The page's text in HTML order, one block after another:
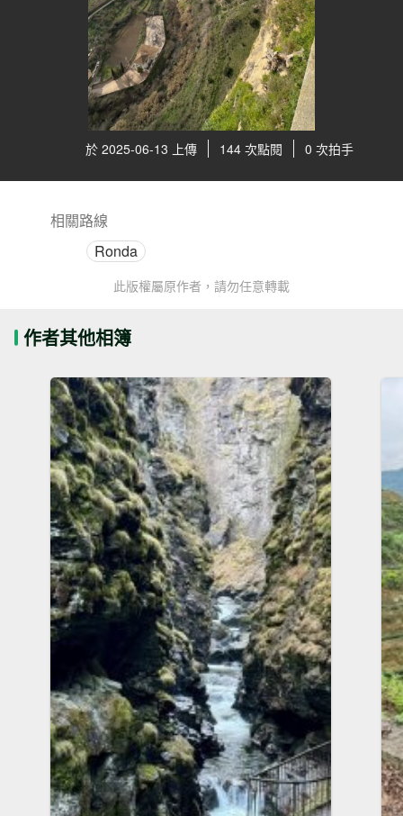
於 2025-06-13 上傳 144 次點閱 0 次拍手
相關路線
Ronda
此版權屬原作者，請勿任意轉載
作者其他相簿